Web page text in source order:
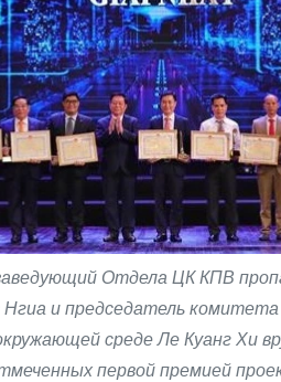
Отдела ЦК КПВ
и председатель
среде Ле Куанг Хи
первой премией